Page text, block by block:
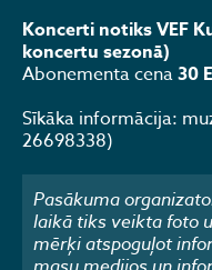
Koncerti notiks VEF
koncertu sezonā)
Abonementa cena30
Sīkāka informācija:
26698338)
Pasākuma
laikā tiks veikta foto
mērķi atspoguļot
masu medijos un